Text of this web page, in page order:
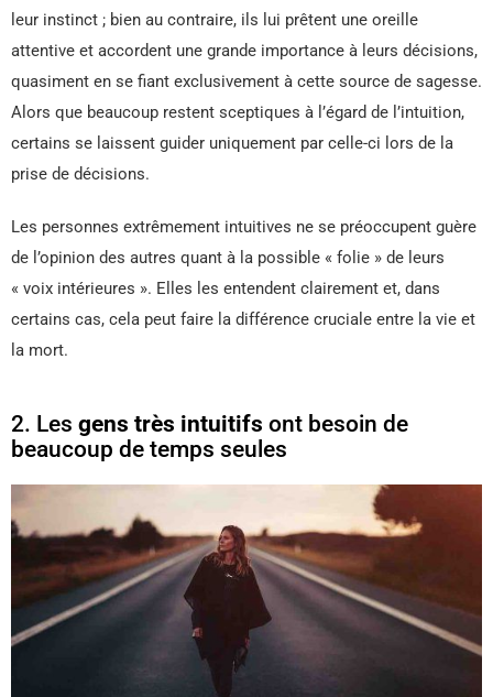
leur instinct ; bien au contraire, ils lui prêtent une oreille
attentive et accordent une grande importance à leurs décisions,
quasiment en se fiant exclusivement à cette source de sagesse.
Alors que beaucoup restent sceptiques à l’égard de l’intuition,
certains se laissent guider uniquement par celle-ci lors de la
prise de décisions.
Les personnes extrêmement intuitives ne se préoccupent guère
de l’opinion des autres quant à la possible « folie » de leurs
« voix intérieures ». Elles les entendent clairement et, dans
certains cas, cela peut faire la différence cruciale entre la vie et
la mort.
2. Les gens très intuitifs ont besoin de
beaucoup de temps seules